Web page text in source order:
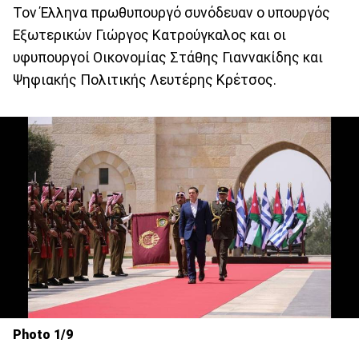
Τον Έλληνα πρωθυπουργό συνόδευαν ο υπουργός
Εξωτερικών Γιώργος Κατρούγκαλος και οι
υφυπουργοί Οικονομίας Στάθης Γιαννακίδης και
Ψηφιακής Πολιτικής Λευτέρης Κρέτσος.
Photo 1/9